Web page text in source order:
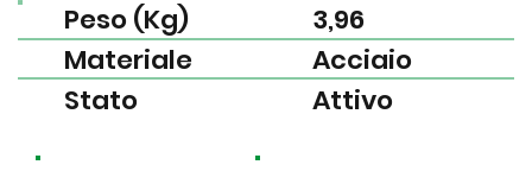
Peso (Kg)
Materiale
Stato
3,96
Acciaio
Attivo